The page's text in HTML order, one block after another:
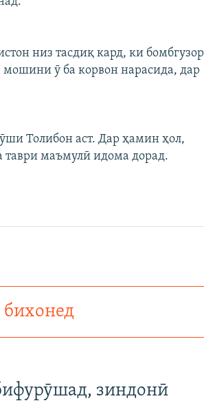
низ тасдиқ кард, ки бомбгузор
ӯ ба корвон нарасида, дар
Толибон аст. Дар ҳамин ҳол,
таври маъмулӣ идома дорад.
зиндонӣ